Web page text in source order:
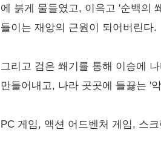
에 붉게 물들였고, 이윽고 '순백의
들이는 재앙의 근원이 되어버린다.
그리고 검은 쐐기를 통해 이승에
만들어내고, 나라 곳곳에 들끓는 '
PC 게임, 액션 어드벤처 게임, 스